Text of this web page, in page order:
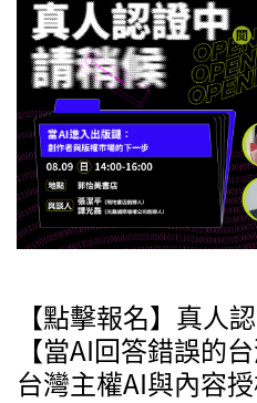
【點擊報名】真人
【當AI回答錯誤的
台灣主權AI與內容授